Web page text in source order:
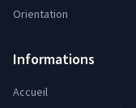
Orientation
Informations
Accueil